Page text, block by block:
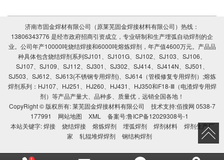
济南市固金焊材有限公司（原莱芜固金焊接材料有限公司）热线：
13806343776 是经市政府招商引资成立，专业研制和生产埋弧自动焊剂的企
业。公司年产10000吨烧结焊接和6000吨熔炼焊剂，年产值4600万元。产品品
种具体包含烧结焊剂系列SJ101、SJ101G、SJ102、SJ103、SJ106、
SJ107、SJ109、SJ112、SJ301、SJ302、SJ414、SJ414N、SJ501、
SJ503、SJ612、SJ613(不锈钢专用焊剂)、SJ614（管模修复专用焊剂）;熔炼
焊剂系列：HJ107、HJ251、HJ260、HJ431、HJ350和F18-Ⅲ（电渣焊专用焊
剂）等产品产量大、品种多、质量优，远销全国各地！
CopyRight © 版权所有:莱芜固金焊接材料有限公司 技术支持:佰搜网 0538-7
177991
网站地图 XML 备案号:鲁ICP备12029308号-1
本站关键字:焊接 烧结焊接 熔炼焊剂 埋弧焊剂 焊剂材料
焊剂生产厂
家
轧辊堆焊焊剂 钢结构焊剂